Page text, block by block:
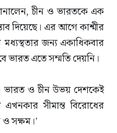
চীন ও ভারতকে এক
দিয়েছে। এর আগে কাশ্মীর
মধ্যস্থতার জন্য একাধিকবার
ভারত এতে সম্মতি দেয়নি।
ভারত ও চীন উভয় দেশকেই
এখনকার সীমান্ত বিরোধের
ও সক্ষম।’